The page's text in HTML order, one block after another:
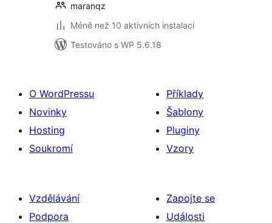
maranqz
Méně než 10 aktivních instalací
Testováno s WP 5.6.18
O WordPressu
Novinky
Hosting
Soukromí
Příklady
Šablony
Pluginy
Vzory
Vzdělávání
Podpora
Zapojte se
Události